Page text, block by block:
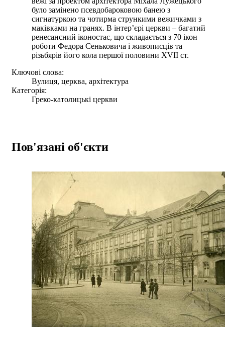
було замінено псевдобароковою банею з
сигнатуркою та чотирма стрункими вежичками з
маківками на гранях. В інтер’єрі церкви – багатий
ренесансний іконостас, що складається з 70 ікон
роботи Федора Сеньковича і живописців та
різьбярів його кола першої половини XVII ст.
Ключові слова:
Вулиця, церква, архітектура
Категорія:
Греко-католицькі церкви
Пов'язані об'єкти